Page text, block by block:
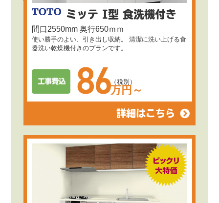
ミッテ I型 食洗機付き
間口2550mm 奥行650ｍｍ
使い勝手のよい、引き出し収納。 清潔に洗い上げる食
器洗い乾燥機付きのプランです。
86万円～
（税別）
詳細はこちら